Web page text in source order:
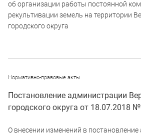
об организации работы постоянной
рекультивации земель на территории
городского округа
Нормативно-правовые акты
Постановление администрации
городского округа от 18.07.2018
О внесении изменений в